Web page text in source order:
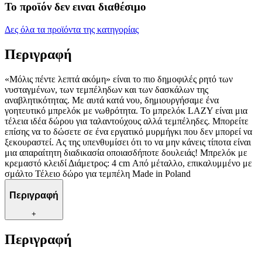
Το προϊόν δεν ειναι διαθέσιμο
Δες όλα τα προϊόντα της κατηγορίας
Περιγραφή
«Μόλις πέντε λεπτά ακόμη» είναι το πιο δημοφιλές ρητό των
νυσταγμένων, των τεμπέληδων και των δασκάλων της
αναβλητικότητας. Με αυτά κατά νου, δημιουργήσαμε ένα
γοητευτικό μπρελόκ με νωθρότητα. Το μπρελόκ LAZY είναι μια
τέλεια ιδέα δώρου για ταλαντούχους αλλά τεμπέληδες. Μπορείτε
επίσης να το δώσετε σε ένα εργατικό μυρμήγκι που δεν μπορεί να
ξεκουραστεί. Ας της υπενθυμίσει ότι το να μην κάνεις τίποτα είναι
μια απαραίτητη διαδικασία οποιασδήποτε δουλειάς! Μπρελόκ με
κρεμαστό κλειδί Διάμετρος: 4 cm Από μέταλλο, επικαλυμμένο με
σμάλτο Τέλειο δώρο για τεμπέλη Made in Poland
Περιγραφή
+
Περιγραφή